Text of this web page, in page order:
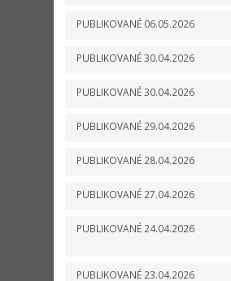
PUBLIKOVANÉ 06.05.2026
PUBLIKOVANÉ30.04.2026
PUBLIKOVANÉ30.04.2026
PUBLIKOVANÉ 29.04.2026
PUBLIKOVANÉ 28.04.2026
PUBLIKOVANÉ 27.04.2026
PUBLIKOVANÉ 24.04.2026
PUBLIKOVANÉ 23.04.2026